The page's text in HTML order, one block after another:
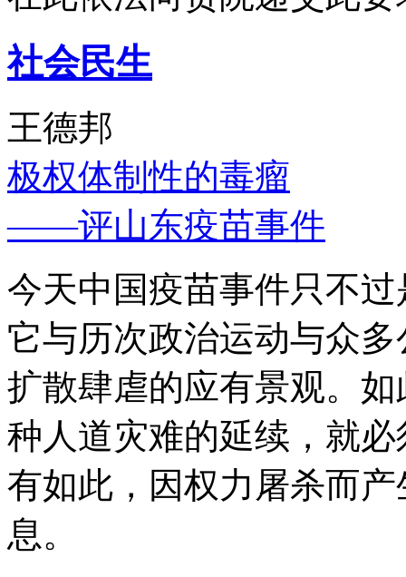
社会民生
王德邦
极权体制性的毒瘤
——评山东疫苗事件
今天中国疫苗事件只不
它与历次政治运动与众
扩散肆虐的应有景观。
种人道灾难的延续，就
有如此，因权力屠杀而
息。